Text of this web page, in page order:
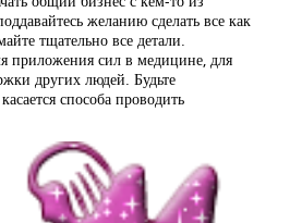
желанию сделать все как
тщательно все детали.
приложения сил в медицине, для
других людей. Будьте
способа проводить